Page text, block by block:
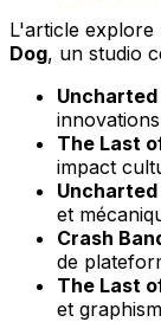
L'article explore
Dog, un studio
Uncharted
The Last
impact
Uncharted
et
Crash
de
The Last
et